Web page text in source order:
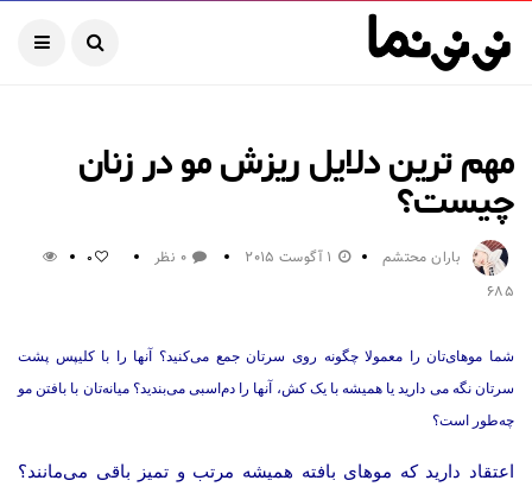
مهم ترین دلایل ریزش مو در زنان
چیست؟
باران محتشم 1 آگوست 2015 0 نظر 0
685
شما موهای‌تان را معمولا چگونه روی سرتان جمع می‌کنید؟ آنها را با کلیپس پشت
سرتان نگه می دارید یا همیشه با یک کش، آنها را دم‌اسبی می‌بندید؟ میانه‌تان با بافتن مو
چه‌طور است؟
اعتقاد دارید که موهای بافته همیشه مرتب و تمیز باقی می‌مانند؟